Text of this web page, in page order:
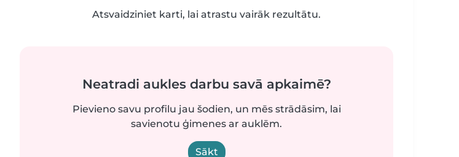
Atsvaidziniet karti, lai atrastu vairāk rezultātu.
Neatradi aukles darbu savā apkaimē?
Pievieno savu profilu jau šodien, un mēs strādāsim, lai
savienotu ģimenes ar auklēm.
Sākt